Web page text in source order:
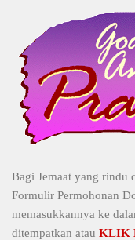
Bagi Jemaat yang rindu
Formulir Permohonan
memasukkannya ke
ditempatkan atau KLIK